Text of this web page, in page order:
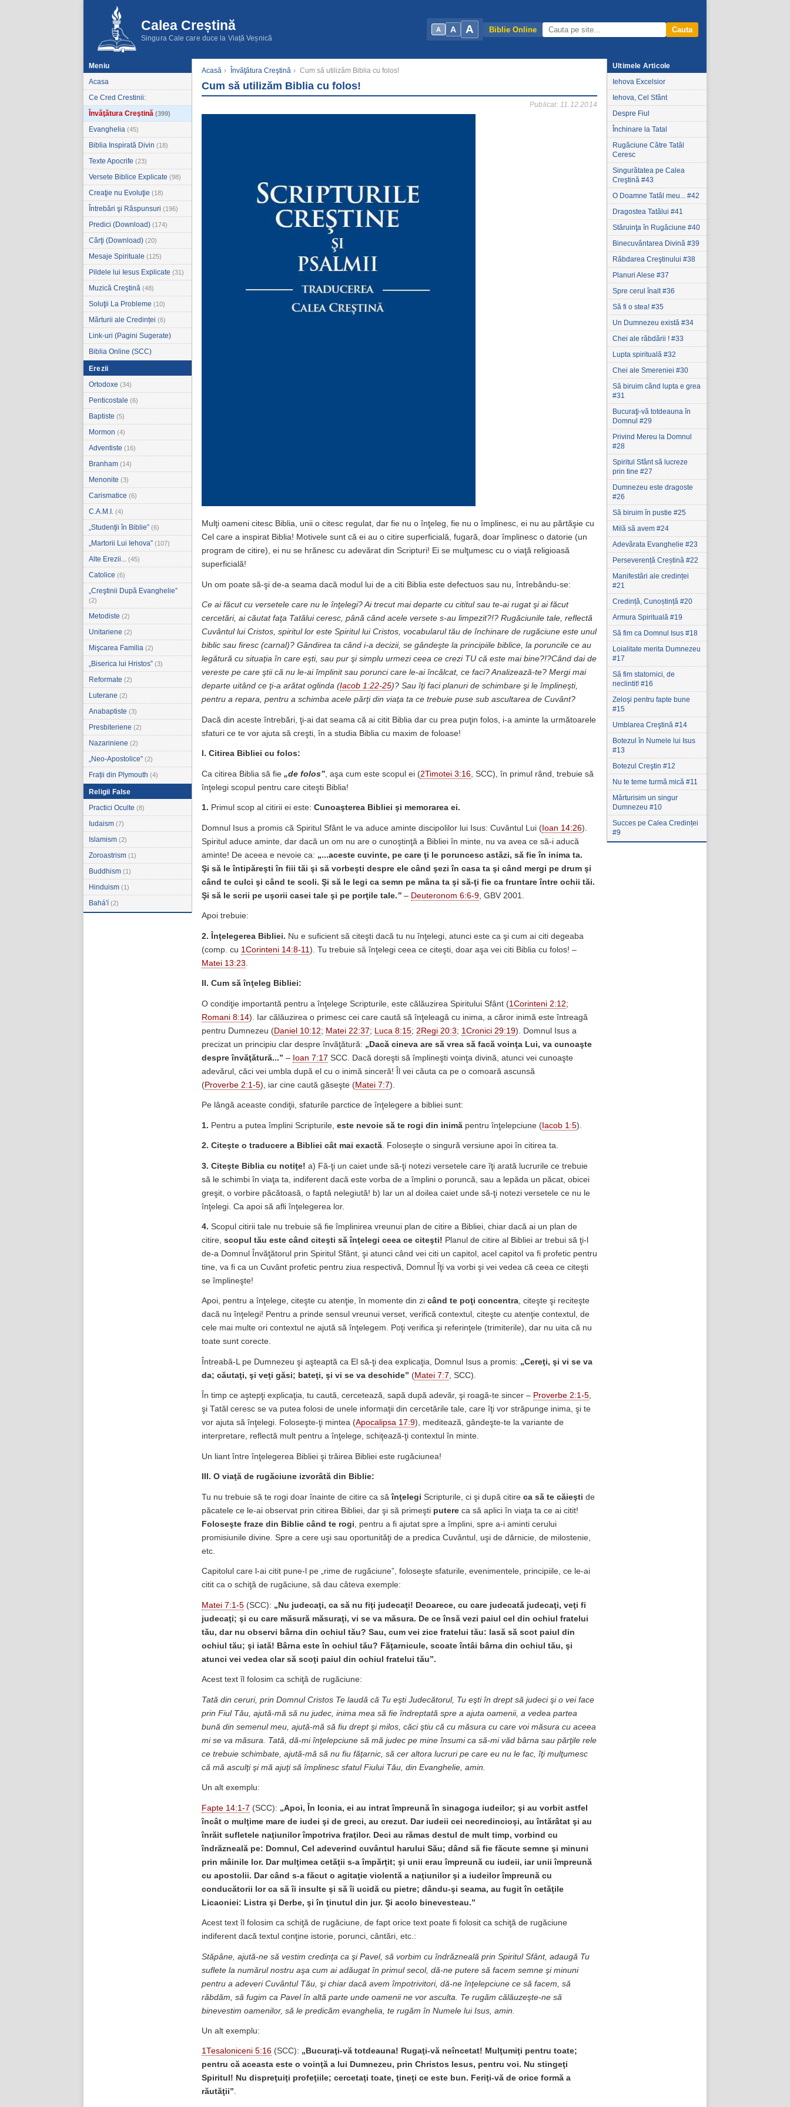
Calea Creștină
Singura Cale care duce la Viață Veșnică
A A A Biblie Online Cauta
Meniu
Acasa
Ce Cred Crestinii:
Învăţătura Creştină (399)
Evanghelia (45)
Biblia Inspirată Divin (18)
Texte Apocrife (23)
Versete Biblice Explicate (98)
Creaţie nu Evoluţie (18)
Întrebări şi Răspunsuri (196)
Predici (Download) (174)
Cărţi (Download) (20)
Mesaje Spirituale (125)
Pildele lui Iesus Explicate (31)
Muzică Creştină (48)
Soluţii La Probleme (10)
Mărturii ale Credinței (6)
Link-uri (Pagini Sugerate)
Biblia Online (SCC)
Erezii
Ortodoxe (34)
Penticostale (6)
Baptiste (5)
Mormon (4)
Adventiste (16)
Branham (14)
Menonite (3)
Carismatice (6)
C.A.M.I. (4)
„Studenţii în Biblie” (6)
„Martorii Lui Iehova” (107)
Alte Erezii... (45)
Catolice (6)
„Creştinii După Evanghelie”
(2)
Metodiste (2)
Unitariene (2)
Mişcarea Familia (2)
„Biserica lui Hristos” (3)
Reformate (2)
Luterane (2)
Anabaptiste (3)
Presbiteriene (2)
Nazariniene (2)
„Neo-Apostolice” (2)
Frații din Plymouth (4)
Religii False
Practici Oculte (8)
Iudaism (7)
Islamism (2)
Zoroastrism (1)
Buddhism (1)
Hinduism (1)
Bahá'í (2)
Acasă › Învăţătura Creştină › Cum să utilizăm Biblia cu folos!
Cum să utilizăm Biblia cu folos!
Publicat: 11.12.2014
Mulţi oameni citesc Biblia, unii o citesc regulat, dar fie nu o înţeleg, fie nu o împlinesc, ei nu au părtăşie cu
Cel care a inspirat Biblia! Motivele sunt că ei au o citire superficială, fugară, doar împlinesc o datorie (un
program de citire), ei nu se hrănesc cu adevărat din Scripturi! Ei se mulţumesc cu o viaţă religioasă
superficială!
Un om poate să-şi de-a seama dacă modul lui de a citi Biblia este defectuos sau nu, întrebându-se:
Ce ai făcut cu versetele care nu le înţelegi? Ai trecut mai departe cu cititul sau te-ai rugat şi ai făcut
cercetări, ai căutat faţa Tatălui ceresc, până când acele versete s-au limpezit?!? Rugăciunile tale, reflectă
Cuvântul lui Cristos, spiritul lor este Spiritul lui Cristos, vocabularul tău de închinare de rugăciune este unul
biblic sau firesc (carnal)? Gândirea ta când i-a decizii, se gândeşte la principiile biblice, la poruncile ce au
legătură cu situaţia în care eşti, sau pur şi simplu urmezi ceea ce crezi TU că este mai bine?!?Când dai de
vereste pe care ştii că nu le-ai împlinit sau porunci care le-ai încălcat, ce faci? Analizează-te? Mergi mai
departe uitând ce ţi-a arătat oglinda (Iacob 1:22-25)? Sau îţi faci planuri de schimbare şi le împlineşti,
pentru a repara, pentru a schimba acele părţi din viaţa ta ce trebuie puse sub ascultarea de Cuvânt?
Dacă din aceste întrebări, ţi-ai dat seama că ai citit Biblia dar cu prea puţin folos, i-a aminte la următoarele
sfaturi ce te vor ajuta să creşti, în a studia Biblia cu maxim de foloase!
I. Citirea Bibliei cu folos:
Ca citirea Biblia să fie „de folos” , aşa cum este scopul ei (2Timotei 3:16 , SCC), în primul rând, trebuie să
înţelegi scopul pentru care citeşti Biblia!
1. Primul scop al citirii ei este: Cunoaşterea Bibliei şi memorarea ei.
Domnul Isus a promis că Spiritul Sfânt le va aduce aminte discipolilor lui Isus: Cuvântul Lui ( Ioan 14:26).
Spiritul aduce aminte, dar dacă un om nu are o cunoştinţă a Bibliei în minte, nu va avea ce să-i aducă
aminte! De aceea e nevoie ca: „...aceste cuvinte, pe care ţi le poruncesc astăzi, să fie în inima ta.
Şi să le întipăreşti în fiii tăi şi să vorbeşti despre ele când şezi în casa ta şi când mergi pe drum şi
când te culci şi când te scoli. Şi să le legi ca semn pe mâna ta şi să-ţi fie ca fruntare între ochii tăi.
Şi să le scrii pe uşorii casei tale şi pe porţile tale.” – Deuteronom 6:6-9 , GBV 2001.
Apoi trebuie:
2. Înţelegerea Bibliei. Nu e suficient să citeşti dacă tu nu înţelegi, atunci este ca şi cum ai citi degeaba
(comp. cu 1Corinteni 14:8-11 ). Tu trebuie să înţelegi ceea ce citeşti, doar aşa vei citi Biblia cu folos! –
Matei 13:23
II. Cum să înţeleg Bibliei:
O condiţie importantă pentru a înţelege Scripturile, este călăuzirea Spiritului Sfânt (1Corinteni 2:12;
Romani 8:14). Iar călăuzirea o primesc cei care caută să înţeleagă cu inima, a căror inimă este întreagă
pentru Dumnezeu (Daniel 10:12; Matei 22:37; Luca 8:15; 2Regi 20:3; 1Cronici 29:19). Domnul Isus a
precizat un principiu clar despre învăţătură: „Dacă cineva are să vrea să facă voinţa Lui, va cunoaşte
despre învăţătură...” – Ioan 7:17 SCC. Dacă doreşti să împlineşti voinţa divină, atunci vei cunoaşte
adevărul, căci vei umbla după el cu o inimă sinceră! Îl vei căuta ca pe o comoară ascunsă
(Proverbe 2:1-5), iar cine caută găseşte (Matei 7:7).
Pe lângă aceaste condiţii, sfaturile parctice de înţelegere a bibliei sunt:
1. Pentru a putea împlini Scripturile, este nevoie să te rogi din inimă pentru înţelepciune (Iacob 1:5).
2. Citeşte o traducere a Bibliei cât mai exactă. Foloseşte o singură versiune apoi în citirea ta.
3. Citeşte Biblia cu notiţe! a) Fă-ţi un caiet unde să-ţi notezi versetele care îţi arată lucrurile ce trebuie
să le schimbi în viaţa ta, indiferent dacă este vorba de a împlini o poruncă, sau a lepăda un păcat, obicei
greşit, o vorbire păcătoasă, o faptă nelegiută! b) Iar un al doilea caiet unde să-ţi notezi versetele ce nu le
înţelegi. Ca apoi să afli înţelegerea lor.
4. Scopul citirii tale nu trebuie să fie împlinirea vreunui plan de citire a Bibliei, chiar dacă ai un plan de
citire, scopul tău este când citeşti să înţelegi ceea ce citeşti! Planul de citire al Bibliei ar trebui să ţi-l
de-a Domnul Învăţătorul prin Spiritul Sfânt, şi atunci când vei citi un capitol, acel capitol va fi profetic pentru
tine, va fi ca un Cuvânt profetic pentru ziua respectivă, Domnul Îţi va vorbi şi vei vedea că ceea ce citeşti
se împlineşte!
Apoi, pentru a înţelege, citeşte cu atenţie, în momente din zi când te poţi concentra, citeşte şi reciteşte
dacă nu înţelegi! Pentru a prinde sensul vreunui verset, verifică contextul, citeşte cu atenţie contextul, de
cele mai multe ori contextul ne ajută să înţelegem. Poţi verifica şi referinţele (trimiterile), dar nu uita că nu
toate sunt corecte.
Întreabă-L pe Dumnezeu şi aşteaptă ca El să-ţi dea explicaţia, Domnul Isus a promis: „Cereţi, şi vi se va
da; căutaţi, şi veţi găsi; bateţi, şi vi se va deschide” (Matei 7:7 , SCC).
În timp ce aştepţi explicaţia, tu caută, cercetează, sapă după adevăr, şi roagă-te sincer – Proverbe 2:1-5,
şi Tatăl ceresc se va putea folosi de unele informaţii din cercetările tale, care îţi vor străpunge inima, şi te
vor ajuta să înţelegi. Foloseşte-ţi mintea (Apocalipsa 17:9), meditează, gândeşte-te la variante de
interpretare, reflectă mult pentru a înţelege, schiţează-ţi contextul în minte.
Un liant între înţelegerea Bibliei şi trăirea Bibliei este rugăciunea!
III. O viaţă de rugăciune izvorâtă din Biblie:
Tu nu trebuie să te rogi doar înainte de citire ca săînţelegi Scripturile, ci şi după citire ca să te căieşti de
păcatele ce le-ai observat prin citirea Bibliei, dar şi să primeşti putere ca să aplici în viaţa ta ce ai citit!
Foloseşte fraze din Biblie când te rogi , pentru a fi ajutat spre a împlini, spre a-i aminti cerului
promisiunile divine. Spre a cere uşi sau oportunităţi de a predica Cuvântul, uşi de dărnicie, de milostenie,
etc.
Capitolul care l-ai citit pune-l pe „rime de rugăciune”, foloseşte sfaturile, evenimentele, principiile, ce le-ai
citit ca o schiţă de rugăciune, să dau câteva exemple:
Matei 7:1-5 (SCC): „Nu judecaţi, ca să nu fiţi judecaţi! Deoarece, cu care judecată judecaţi, veţi fi
judecaţi; şi cu care măsură măsuraţi, vi se va măsura. De ce însă vezi paiul cel din ochiul fratelui
tău, dar nu observi bârna din ochiul tău? Sau, cum vei zice fratelui tău: lasă să scot paiul din
ochiul tău; şi iată! Bârna este în ochiul tău? Făţarnicule, scoate întâi bârna din ochiul tău, şi
atunci vei vedea clar să scoţi paiul din ochiul fratelui tău”.
Acest text îl folosim ca schiţă de rugăciune:
Tată din ceruri, prin Domnul Cristos Te laudă că Tu eşti Judecătorul, Tu eşti în drept să judeci şi o vei face
prin Fiul Tău, ajută-mă să nu judec, inima mea să fie îndreptată spre a ajuta oamenii, a vedea partea
bună din semenul meu, ajută-mă să fiu drept şi milos, căci ştiu că cu măsura cu care voi măsura cu aceea
mi se va măsura. Tată, dă-mi înţelepciune să mă judec pe mine însumi ca să-mi văd bârna sau părţile rele
ce trebuie schimbate, ajută-mă să nu fiu făţarnic, să cer altora lucruri pe care eu nu le fac, îţi mulţumesc
că mă asculţi şi mă ajuţi să împlinesc sfatul Fiului Tău, din Evanghelie, amin.
Un alt exemplu:
Fapte 14:1-7 (SCC): „Apoi, În Iconia, ei au intrat împreună în sinagoga iudeilor; şi au vorbit astfel
încât o mulţime mare de iudei şi de greci, au crezut. Dar iudeii cei necredincioşi, au întărâtat şi au
înrăit sufletele naţiunilor împotriva fraţilor. Deci au rămas destul de mult timp, vorbind cu
îndrăzneală pe: Domnul, Cel adeverind cuvântul harului Său; dând să fie făcute semne şi minuni
prin mâinile lor. Dar mulţimea cetăţii s-a împărţit; şi unii erau împreună cu iudeii, iar unii împreună
cu apostolii. Dar când s-a făcut o agitaţie violentă a naţiunilor şi a iudeilor împreună cu
conducătorii lor ca să îi insulte şi să îi ucidă cu pietre; dându-şi seama, au fugit în cetăţile
Licaoniei: Listra şi Derbe, şi în ţinutul din jur. Şi acolo binevesteau.”
Acest text îl folosim ca schiţă de rugăciune, de fapt orice text poate fi folosit ca schiţă de rugăciune
indiferent dacă textul conţine istorie, porunci, cântări, etc.:
Stăpâne, ajută-ne să vestim credinţa ca şi Pavel, să vorbim cu îndrăzneală prin Spiritul Sfânt, adaugă Tu
suflete la numărul nostru aşa cum ai adăugat în primul secol, dă-ne putere să facem semne şi minuni
pentru a adeveri Cuvântul Tău, şi chiar dacă avem împotrivitori, dă-ne înţelepciune ce să facem, să
răbdăm, să fugim ca Pavel în altă parte unde oamenii ne vor asculta. Te rugăm călăuzeşte-ne să
binevestim oamenilor, să le predicăm evanghelia, te rugăm în Numele lui Isus, amin.
Un alt exemplu:
1Tesaloniceni 5:16 (SCC): „Bucuraţi-vă totdeauna! Rugaţi-vă neîncetat! Mulţumiţi pentru toate;
pentru că aceasta este o voinţă a lui Dumnezeu, prin Christos Iesus, pentru voi. Nu stingeţi
Spiritul! Nu dispreţuiţi profeţiile; cercetaţi toate, ţineţi ce este bun. Feriţi-vă de orice formă a
răutăţii”.
Ultimele Articole
Iehova Excelsior
Iehova, Cel Sfânt
Despre Fiul
Închinare la Tatal
Rugăciune Către Tatăl
Ceresc
Singurătatea pe Calea
Creştină #43
O Doamne Tatăl meu... #42
Dragostea Tatălui #41
Stăruinţa în Rugăciune #40
Binecuvântarea Divină #39
Răbdarea Creştinului #38
Planuri Alese #37
Spre cerul înalt #36
Să fi o stea! #35
Un Dumnezeu există #34
Chei ale răbdării ! #33
Lupta spirituală #32
Chei ale Smereniei #30
Să biruim când lupta e grea
#31
Bucuraţi-vă totdeauna în
Domnul #29
Privind Mereu la Domnul
#28
Spiritul Sfânt să lucreze
prin tine #27
Dumnezeu este dragoste
#26
Să biruim în pustie #25
Milă să avem #24
Adevărata Evanghelie #23
Perseverență Creștină #22
Manifestări ale credinței
#21
Credință, Cunoștință #20
Armura Spirituală #19
Să fim ca Domnul Isus #18
Loialitate merita Dumnezeu
#17
Să fim statornici‚ de
neclintit! #16
Zeloşi pentru fapte bune
#15
Umblarea Creştină #14
Botezul în Numele lui Isus
#13
Botezul Creştin #12
Nu te teme turmă mică #11
Mărturisim un singur
Dumnezeu #10
Succes pe Calea Credinței
#9